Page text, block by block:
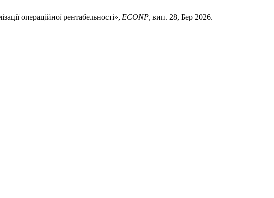
операційної рентабельності», ECONP, вип. 28, Бер 2026.